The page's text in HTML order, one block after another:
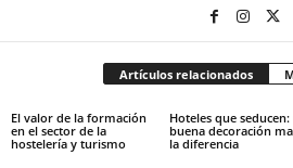
Artículos relacionados
El valor de la formación
en el sector de la
hostelería y turismo
Hoteles que
buena decoración
la diferencia